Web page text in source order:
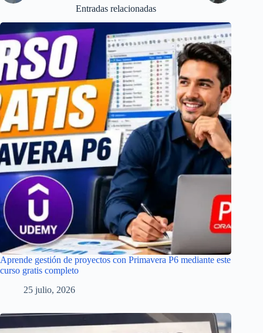
Entradas relacionadas
Aprende gestión de proyectos con Primavera P6 mediante este
curso gratis completo
25 julio, 2026